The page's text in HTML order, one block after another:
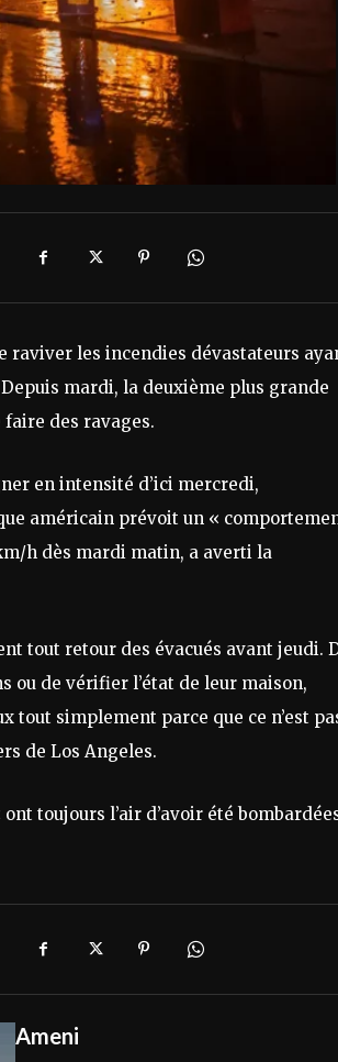
raviver les incendies dévastateurs
mardi, la deuxième plus grande
des ravages.
en intensité d’ici mercredi,
américain prévoit un «
h dès mardi matin, a averti la
tout retour des évacués avant jeudi.
ou de vérifier l’état de leur maison,
tout simplement parce que ce n’est
de Los Angeles.
toujours l’air d’avoir été
Ameni